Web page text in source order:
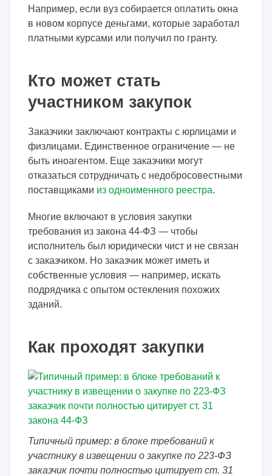
Например, если вуз собирается оплатить окна
в новом корпусе деньгами, которые заработал
платными курсами или получил по гранту.
Кто может стать
участником закупок
Заказчики заключают контракты с юрлицами и
физлицами. Единственное ограничение — не
быть иноагентом. Еще заказчики могут
отказаться сотрудничать с недобросовестными
поставщиками из одноименного реестра.
Многие включают в условия закупки
требования из закона 44-ФЗ — чтобы
исполнитель был юридически чист и не связан
с заказчиком. Но заказчик может иметь и
собственные условия — например, искать
подрядчика с опытом остекления похожих
зданий.
Как проходят закупки
Типичный пример: в блоке требований к
участнику в извещении о закупке по 223-ФЗ
заказчик почти полностью цитирует ст. 31